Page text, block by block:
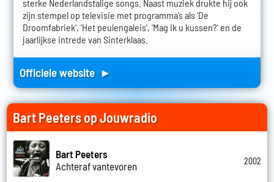
sterke Nederlandstalige songs. Naast muziek drukte hij ook
zijn stempel op televisie met programma’s als 'De
Droomfabriek', 'Het peulengaleis', 'Mag ik u kussen?' en de
jaarlijkse intrede van Sinterklaas.
Officiele website ►
Bart Peeters op Jouwradio
Bart Peeters
Achteraf vantevoren
2002